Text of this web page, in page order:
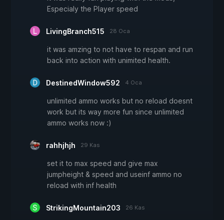
Especialy the Player speed
LivingBranch515 28 Oca
it was amzing to not have to respan and run
back into action with unimited health.
DestinedWindow592 4 Oca
unlimited ammo works but no reload doesnt
work but its way more fun since unlimited
ammo works now :)
rahhjhjh 29 Kas
set it to max speed and give max
jumpheight & speed and useinf ammo no
reload with inf health
StrikingMountain203 26 Kas